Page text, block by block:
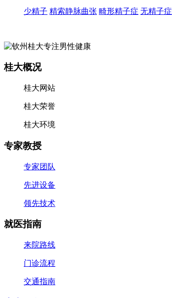
少精子 精索静脉曲张 畸形精子症 无精子症
桂大概况
桂大网站
桂大荣誉
桂大环境
专家教授
专家团队
先进设备
领先技术
就医指南
来院路线
门诊流程
交通指南